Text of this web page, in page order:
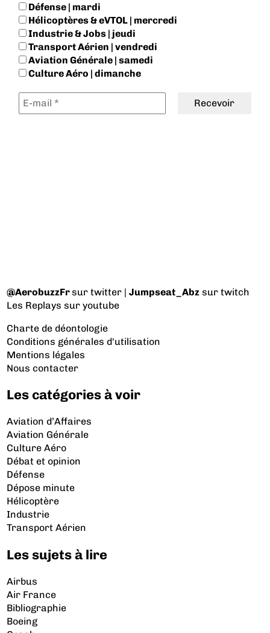
Défense | mardi
Hélicoptères & eVTOL | mercredi
Industrie & Jobs | jeudi
Transport Aérien | vendredi
Aviation Générale | samedi
Culture Aéro | dimanche
@AerobuzzFrsur twitter |Jumpseat_Abz sur twitch
Les Replays sur youtube
Charte de déontologie
Conditions générales d'utilisation
Mentions légales
Nous contacter
Les catégories à voir
Aviation d’Affaires
Aviation Générale
Culture Aéro
Débat et opinion
Défense
Dépose minute
Hélicoptère
Industrie
Transport Aérien
Les sujets à lire
Airbus
Air France
Bibliographie
Boeing